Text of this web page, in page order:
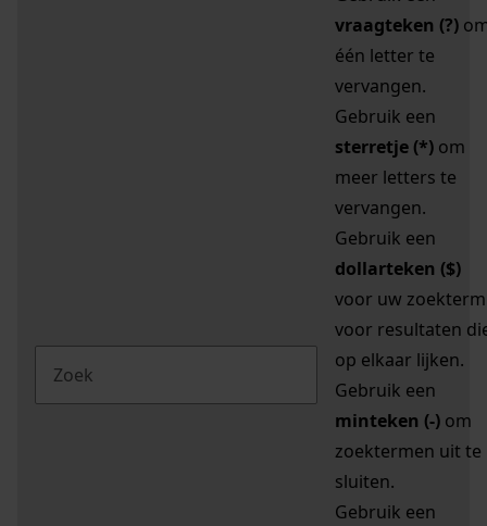
vraagteken (?)
één letter te
vervangen.
Gebruik een
sterretje (*) om
meer letters te
vervangen.
Gebruik een
dollarteken ($)
voor uw zoekterm
voor resultaten
op elkaar lijken.
Gebruik een
minteken (-) om
zoektermen uit te
sluiten.
Gebruik een